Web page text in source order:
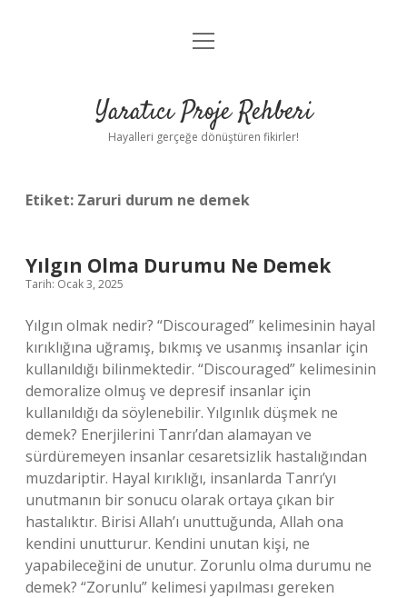
Anasayfa
Yasal Uyarı
menüyü
Yaratıcı Proje Rehberi
Hayalleri gerçeğe dönüştüren fikirler!
Etiket: Zaruri durum ne demek
Yılgın Olma Durumu Ne Demek
Tarih: Ocak 3, 2025
Yılgın olmak nedir? “Discouraged” kelimesinin hayal
kırıklığına uğramış, bıkmış ve usanmış insanlar için
kullanıldığı bilinmektedir. “Discouraged” kelimesinin
demoralize olmuş ve depresif insanlar için
kullanıldığı da söylenebilir. Yılgınlık düşmek ne
demek? Enerjilerini Tanrı’dan alamayan ve
sürdüremeyen insanlar cesaretsizlik hastalığından
muzdariptir. Hayal kırıklığı, insanlarda Tanrı’yı ​​
unutmanın bir sonucu olarak ortaya çıkan bir
hastalıktır. Birisi Allah’ı unuttuğunda, Allah ona
kendini unutturur. Kendini unutan kişi, ne
yapabileceğini de unutur. Zorunlu olma durumu ne
demek? “Zorunlu” kelimesi yapılması gereken